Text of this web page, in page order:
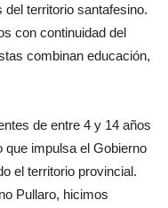
del territorio santafesino.
con continuidad del
combinan educación,
de entre 4 y 14 años
que impulsa el Gobierno
el territorio provincial.
Pullaro, hicimos